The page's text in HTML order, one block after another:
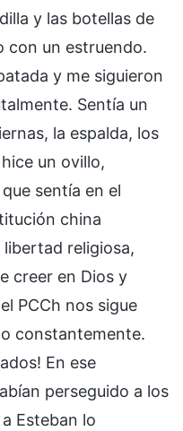
y las botellas de
con un estruendo.
y me siguieron
Sentía un
la espalda, los
un ovillo,
sentía en el
china
religiosa,
creer en Dios y
PCCh nos sigue
constantemente.
En ese
perseguido a los
a Esteban lo